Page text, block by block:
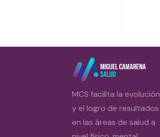
MCS facilita la evolución
y el logro de resultados
en las áreas de salud a